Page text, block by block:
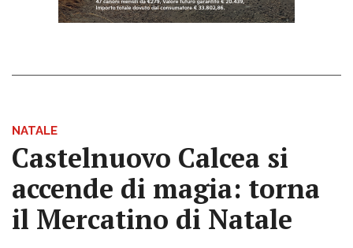
NATALE
Castelnuovo Calcea si
accende di magia: torna
il Mercatino di Natale